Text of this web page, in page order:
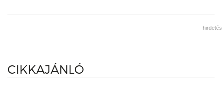
hirdetés
CIKKAJÁNLÓ